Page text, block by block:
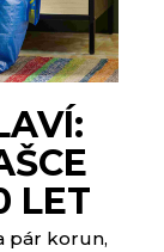
LET
pár korun,